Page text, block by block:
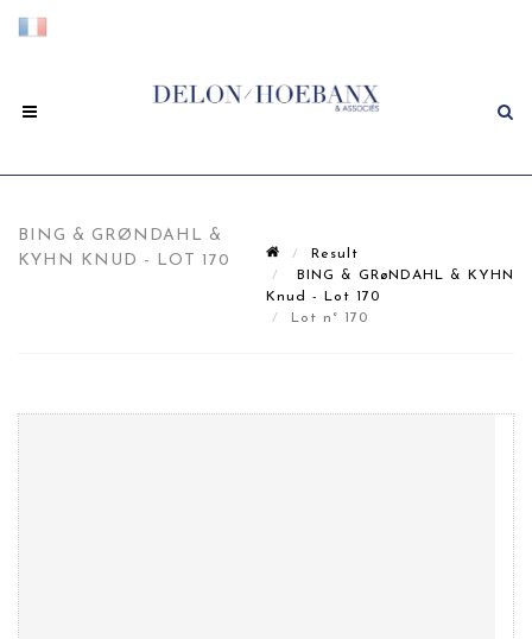
BING & GRØNDAHL &
KYHN KNUD - LOT 170
Result
BING & GRøNDAHL & KYHN
Knud - Lot 170
Lot n° 170